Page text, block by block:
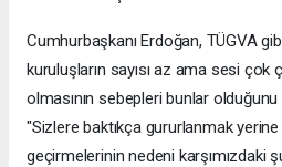
Cumhurbaşkanı Erdoğan, TÜGVA
kuruluşların sayısı az ama sesi çok
olmasının sebepleri bunlar
"Sizlere baktıkça gururlanmak
geçirmelerinin nedeni karşımızdaki